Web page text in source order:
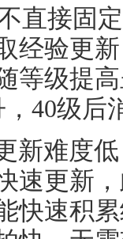
直接固
经验更
等级提
40级后
新难度
速更新
快速积